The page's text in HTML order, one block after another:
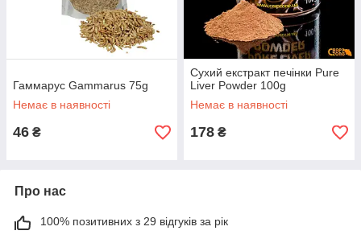
Гаммарус Gammarus 75g
Немає в наявності
46 ₴
Сухий екстракт печінки Pure
Liver Powder 100g
Немає в наявності
178 ₴
Про нас
100% позитивних з 29 відгуків за рік